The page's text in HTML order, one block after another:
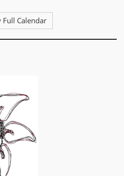
Full Calendar